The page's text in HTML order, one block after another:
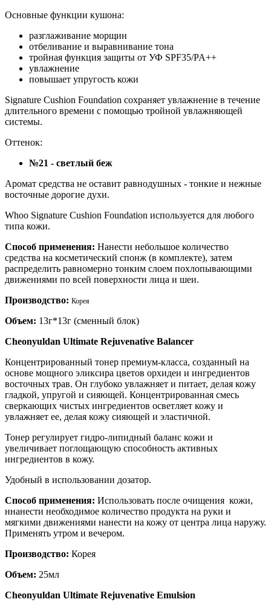
Основные функции кушона:
разглаживание морщин
отбеливание и выравнивание тона
тройная функция защиты от УФ SPF35/PA++
увлажнение
повышает упругость кожи
Signature Cushion Foundation сохраняет увлажнение в течение
длительного времени с помощью тройной увлажняющей
системы.
Оттенок:
№21 - светлый беж
Аромат средства не оставит равнодушных - тонкие и нежные
восточные дорогие духи.
Whoo Signature Cushion Foundation используется для любого
типа кожи.
Способ применения: Нанести небольшое количество
средства на косметический спонж (в комплекте), затем
распределить равномерно тонким слоем похлопывающими
движениями по всей поверхности лица и шеи.
Производство: Корея
Объем: 13г*13г (сменный блок)
Cheonyuldan Ultimate Rejuvenative Balancer
Концентрированный тонер премиум-класса, созданный на
основе мощного эликсира цветов орхидеи и ингредиентов
восточных трав. Он глубоко увлажняет и питает, делая кожу
гладкой, упругой и сияющей. Концентрированная смесь
сверкающих чистых ингредиентов осветляет кожу и
увлажняет ее, делая кожу сияющей и эластичной.
Тонер регулирует гидро-липидный баланс кожи и
увеличивает поглощающую способность активных
ингредиентов в кожу.
Удобный в использовании дозатор.
Способ применения: Использовать после очищения кожи,
ннанести необходимое количество продукта на руки и
мягкими движениями нанести на кожу от центра лица наружу.
Применять утром и вечером.
Производство: Корея
Объем: 25мл
Cheonyuldan Ultimate Rejuvenative Emulsion